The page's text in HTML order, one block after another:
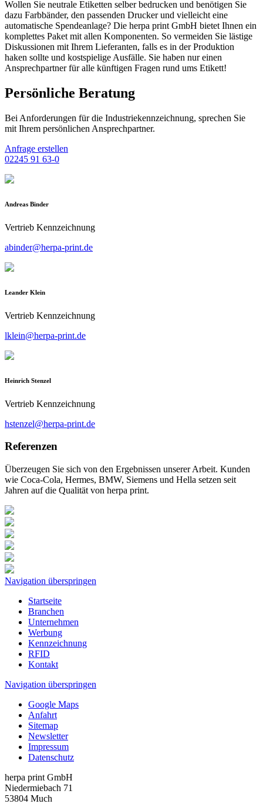
Wollen Sie neutrale Etiketten selber bedrucken und benötigen Sie
dazu Farbbänder, den passenden Drucker und vielleicht eine
automatische Spendeanlage? Die herpa print GmbH bietet Ihnen ein
komplettes Paket mit allen Komponenten. So vermeiden Sie lästige
Diskussionen mit Ihrem Lieferanten, falls es in der Produktion
haken sollte und kostspielige Ausfälle. Sie haben nur einen
Ansprechpartner für alle künftigen Fragen rund ums Etikett!
Persönliche Beratung
Bei Anforderungen für die Industriekennzeichnung, sprechen Sie
mit Ihrem persönlichen Ansprechpartner.
Anfrage erstellen
02245 91 63-0
Andreas Binder
Vertrieb Kennzeichnung
abinder@herpa-print.de
Leander Klein
Vertrieb Kennzeichnung
lklein@herpa-print.de
Heinrich Stenzel
Vertrieb Kennzeichnung
hstenzel@herpa-print.de
Referenzen
Überzeugen Sie sich von den Ergebnissen unserer Arbeit. Kunden
wie Coca-Cola, Hermes, BMW, Siemens und Hella setzen seit
Jahren auf die Qualität von herpa print.
Navigation überspringen
Startseite
Branchen
Unternehmen
Werbung
Kennzeichnung
RFID
Kontakt
Navigation überspringen
Google Maps
Anfahrt
Sitemap
Newsletter
Impressum
Datenschutz
herpa print GmbH
Niedermiebach 71
53804 Much